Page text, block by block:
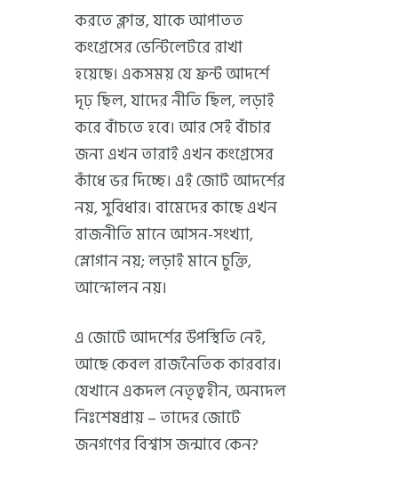
করতে ক্লান্ত, যাকে আপাতত
কংগ্রেসের ভেন্টিলেটরে রাখা
হয়েছে। একসময় যে ফ্রন্ট আদর্শে
দৃঢ় ছিল, যাদের নীতি ছিল, লড়াই
করে বাঁচতে হবে। আর সেই বাঁচার
জন্য এখন তারাই এখন কংগ্রেসের
কাঁধে ভর দিচ্ছে। এই জোট আদর্শের
নয়, সুবিধার। বামেদের কাছে এখন
রাজনীতি মানে আসন-সংখ্যা,
স্লোগান নয়; লড়াই মানে চুক্তি,
আন্দোলন নয়।
এ জোটে আদর্শের উপস্থিতি নেই,
আছে কেবল রাজনৈতিক কারবার।
যেখানে একদল নেতৃত্বহীন, অন্যদল
নিঃশেষপ্রায় – তাদের জোটে
জনগণের বিশ্বাস জন্মাবে কেন?